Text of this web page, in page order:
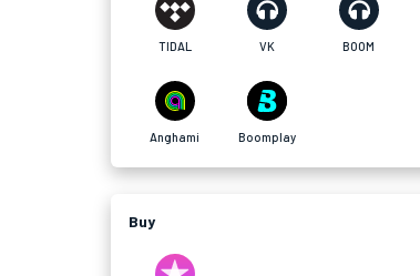
TIDAL VK BOOM
Anghami Boomplay
Buy